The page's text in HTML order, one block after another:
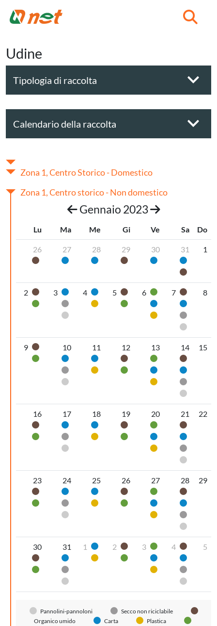
Udine
Tipologia di raccolta
Calendario della raccolta
Zona 1, Centro Storico - Domestico
Zona 1, Centro storico - Non domestico
Gennaio 2023
Lu Ma Me Gi Ve Sa Do
26
Organico umido
27
Carta
28
Carta
29
Organico umido
30
Carta
31
Carta
1
2
Organico umido
Vetro
3
Carta
Secco non riciclabile
Pannolini-pannoloni
4
Carta
Plastica
5
Organico umido
Vetro
6
Vetro
Carta
Plastica
7
Carta
Secco
8
9
Organico umido
Vetro
10
Carta
Secco non riciclabile
Pannolini-pannoloni
11
Carta
Plastica
12
Organico umido
Vetro
13
Vetro
Carta
Plastica
14
Carta
Secco
15
16
Organico umido
Vetro
17
Carta
Secco non riciclabile
Pannolini-pannoloni
18
Carta
Plastica
19
Organico umido
Vetro
20
Vetro
Carta
Plastica
21
Carta
Secco
22
23
Organico umido
Vetro
24
Carta
Secco non riciclabile
Pannolini-pannoloni
25
Carta
Plastica
26
Organico umido
Vetro
27
Vetro
Carta
Plastica
28
Carta
Secco
29
30
Organico umido
Vetro
31
Carta
Secco non riciclabile
Pannolini-pannoloni
1
Carta
Plastica
2
Organico umido
Vetro
3
Vetro
Carta
Plastica
4
Carta
Secco
5
Pannolini-pannoloni
Secco non riciclabile
Organico umido
Carta
Plastica